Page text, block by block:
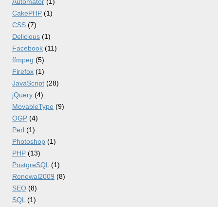
CakePHP (1)
CSS (7)
Delicious (1)
Facebook (11)
ffmpeg (5)
Firefox (1)
JavaScript (28)
jQuery (4)
MovableType (9)
OGP (4)
Perl (1)
Photoshop (1)
PHP (13)
PostgreSQL (1)
Renewal2009 (8)
SEO (8)
SQL (1)